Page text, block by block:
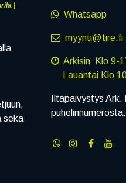
|
sekä
Whatsapp
myynti@tire.fi
Arkisin Klo 9-
Lauantai Klo
Iltapäivystys
puhelinnumerosta: